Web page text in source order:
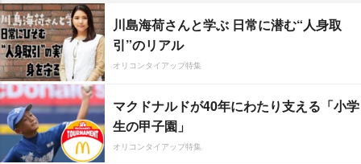
川島海荷さんと学ぶ 日常に潜む“人身取
引”のリアル
オリコンタイアップ特集
マクドナルドが40年にわたり支える「小学
生の甲子園」
オリコンタイアップ特集